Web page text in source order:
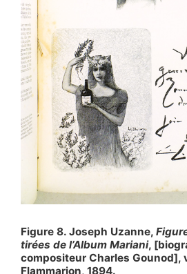
Figure 8. Joseph Uzanne,
tirées de l’Album Mariani,
compositeur Charles Gounod],
Flammarion, 1894.